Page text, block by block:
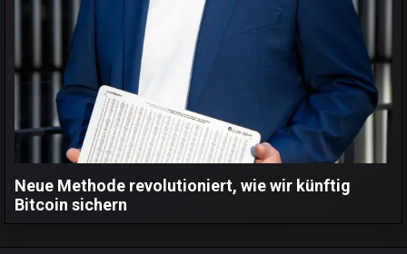
Neue Methode revolutioniert, wie wir künftig
Bitcoin sichern